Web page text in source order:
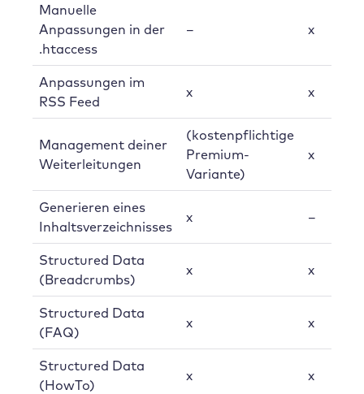
Manuelle
Anpassungen in der
.htaccess
– x
Anpassungen im
RSS Feed
x x
Management deiner
Weiterleitungen
(kostenpflichtige
Premium-
Variante)
x
Generieren eines
Inhaltsverzeichnisses
x –
Structured Data
(Breadcrumbs)
x x
Structured Data
(FAQ)
x x
Structured Data
(HowTo)
x x